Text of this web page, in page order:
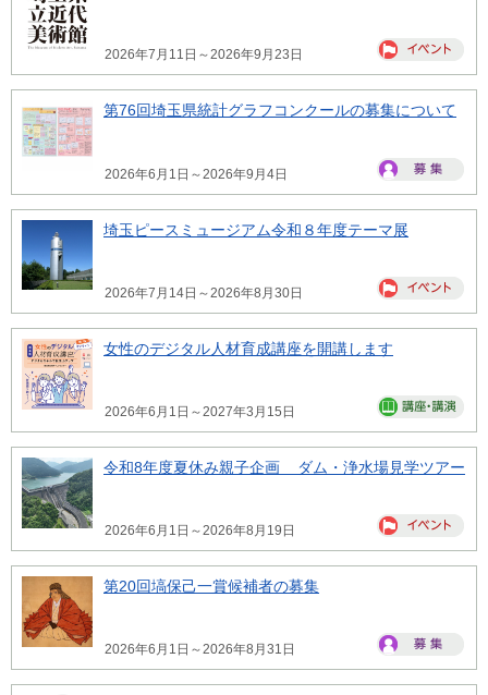
2026年7月11日～2026年9月23日
第76回埼玉県統計グラフコンクールの募集について
2026年6月1日～2026年9月4日
埼玉ピースミュージアム令和８年度テーマ展
2026年7月14日～2026年8月30日
女性のデジタル人材育成講座を開講します
2026年6月1日～2027年3月15日
令和8年度夏休み親子企画 ダム・浄水場見学ツアー
2026年6月1日～2026年8月19日
第20回塙保己一賞候補者の募集
2026年6月1日～2026年8月31日